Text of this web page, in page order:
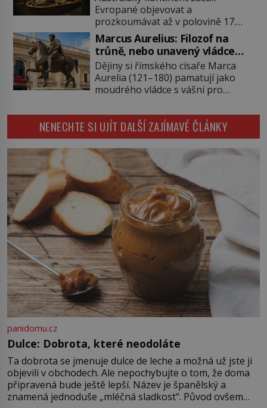
přesně se tato […]
smrti se jeho slavné sbírky začínají
rozpadat a část z nich mizí navždy.
Kdo odnesl nejvzácnější knihy? A
existují ještě někde zapomenuté
rukopisy, které nikdo […]
Evropané objevovat a
prozkoumávat až v polovině 17.
století. Existuje však možnost, že
by se o tento vzdálený kontinent
mohly zajímat již evropské
starověké civilizace, a to o 15
století dříve? Již od starověku
kartografové zakreslovali do map
– Jižní zemi. Proč? Do jisté míry to
byl smysl pro […]
Marcus Aurelius: Filozof na
trůně, nebo unavený vládce
závislý na opiu?
Dějiny si římského císaře Marca
Aurelia (121–180) pamatují jako
moudrého vládce s vášní pro
vnímat v kontextu jeho postavení i
doby, ve které žil. Máme však nyní
rozbít tuto obecně přijímanou
pravdu na padrť a prohlásit, že to
byl jen životem unavený a drogou
ovládaný muž? Marcus Aurelius byl
zastáncem stoicismu, učení, […]
NENECHTE SI UJÍT DALŠÍ ZAJÍMAVÉ ČLÁNKY
panidomu.cz
Dulce: Dobrota, které neodoláte
Ta dobrota se jmenuje dulce de leche a možná už jste ji
objevili v obchodech. Ale nepochybujte o tom, že doma
připravená bude ještě lepší. Název je španělský a
znamená jednoduše „mléčná sladkost“. Původ ovšem